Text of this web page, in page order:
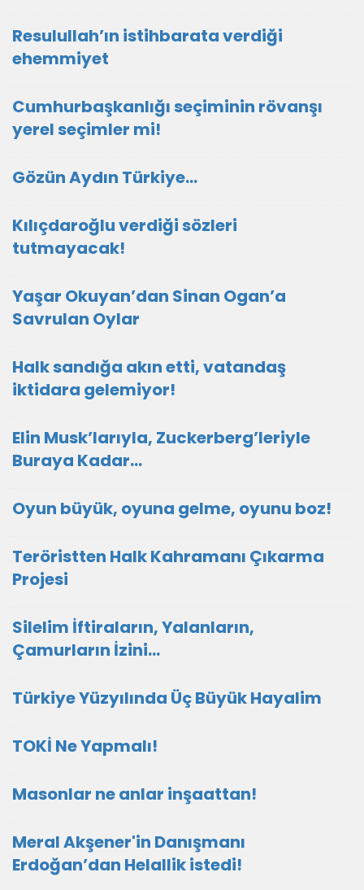
Resulullah’ın istihbarata verdiği
ehemmiyet
Cumhurbaşkanlığı seçiminin rövanşı
yerel seçimler mi!
Gözün Aydın Türkiye…
Kılıçdaroğlu verdiği sözleri
tutmayacak!
Yaşar Okuyan’dan Sinan Ogan’a
Savrulan Oylar
Halk sandığa akın etti, vatandaş
iktidara gelemiyor!
Elin Musk’larıyla, Zuckerberg’leriyle
Buraya Kadar…
Oyun büyük, oyuna gelme, oyunu boz!
Teröristten Halk Kahramanı Çıkarma
Projesi
Silelim İftiraların, Yalanların,
Çamurların İzini…
Türkiye Yüzyılında Üç Büyük Hayalim
TOKİ Ne Yapmalı!
Masonlar ne anlar inşaattan!
Meral Akşener'in Danışmanı
Erdoğan’dan Helallik istedi!